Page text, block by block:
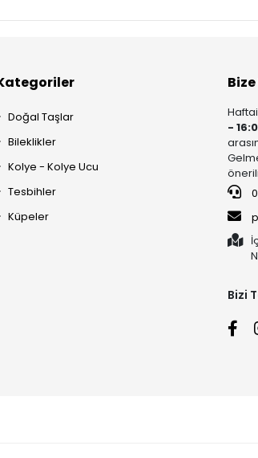
Doğal Taşlar
Bileklikler
Kolye - Kolye Ucu
Tesbihler
Küpeler
-
Bizi